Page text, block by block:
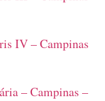
IV – Campinas
– Campinas –